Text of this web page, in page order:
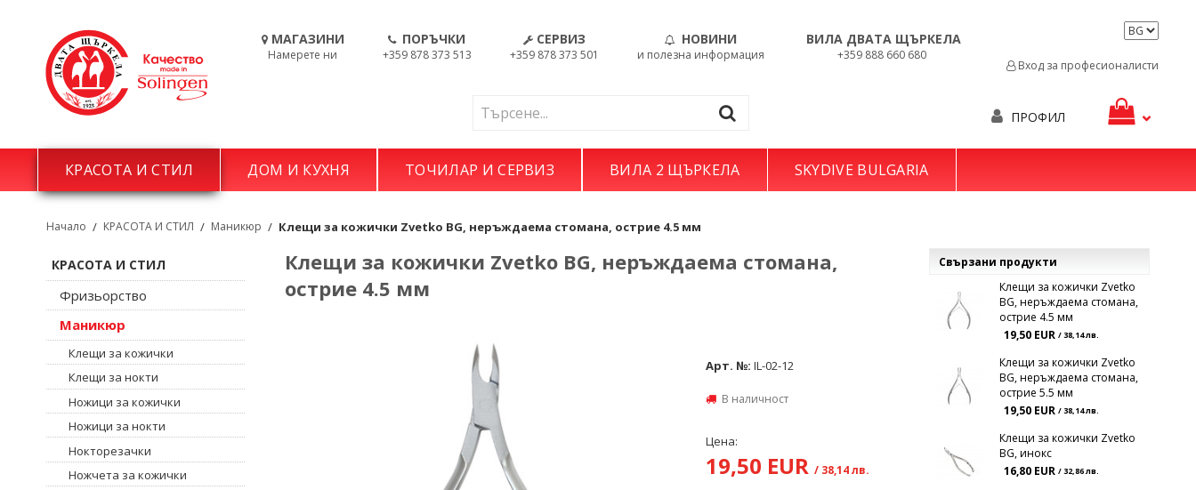
МАГАЗИНИ
Намерете ни
ПОРЪЧКИ
+359 878 373 513
СЕРВИЗ
+359 878 373 501
НОВИНИ
и полезна информация
ВИЛА ДВАТА ЩЪРКЕЛА
+359 888 660 680
Вход за професионалисти
ПРОФИЛ
КРАСОТА И СТИЛ ДОМ И КУХНЯ ТОЧИЛАР И СЕРВИЗ ВИЛА 2 ЩЪРКЕЛА SKYDIVE BULGARIA
Начало / КРАСОТА И СТИЛ / Маникюр / Клещи за кожички Zvetko BG, неръждаема стомана, острие 4.5 мм
Клещи за кожички Zvetko BG, неръждаема стомана,
острие 4.5 мм
Арт. №: IL-02-12
В наличност
Цена:
19,50 EUR / 38,14 лв.
КРАСОТА И СТИЛ
Фризьорство
Маникюр
Клещи за кожички
Клещи за нокти
Ножици за кожички
Ножици за нокти
Нокторезачки
Ножчета за кожички
Свързани продукти
Клещи за кожички Zvetko
BG, неръждаема стомана,
острие 4.5 мм
19,50 EUR / 38,14 лв.
Клещи за кожички Zvetko
BG, неръждаема стомана,
острие 5.5 мм
19,50 EUR / 38,14 лв.
Клещи за кожички Zvetko
BG, инокс
16,80 EUR / 32,86 лв.